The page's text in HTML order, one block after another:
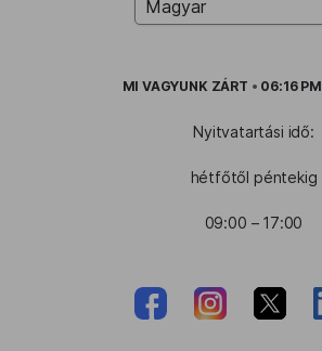
MI VAGYUNK ZÁRT • 06:16 PM
Nyitvatartási idő:
hétfőtől péntekig
09:00 – 17:00